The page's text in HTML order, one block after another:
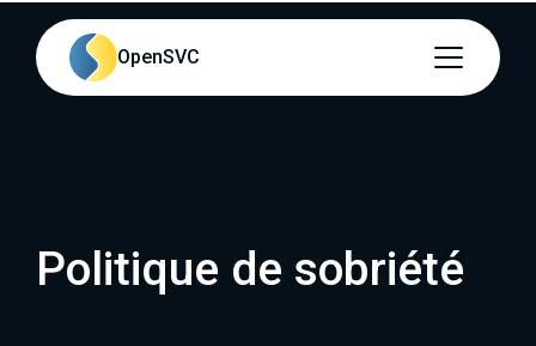
Contenu principal Navigation principale
Accéder au bas de la page
OpenSVC
Politique de sobriété